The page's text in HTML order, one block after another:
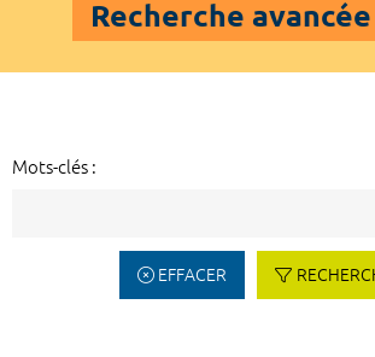
Recherche avancée
Mots-clés :
EFFACER